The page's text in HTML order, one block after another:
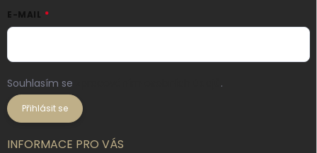
E-MAIL
Souhlasím se .
Přihlásit se
INFORMACE PRO VÁS